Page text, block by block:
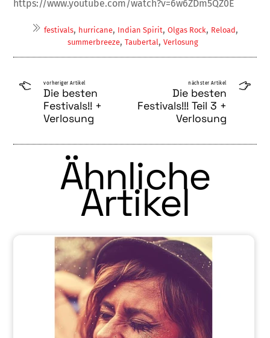
https://www.youtube.com/watch?v=6w6ZDm5QZ0E
festivals, hurricane, Indian Spirit, Olgas Rock, Reload,
summerbreeze,Taubertal,Verlosung
vorheriger Artikel
Die besten
Festivals!! +
Verlosung
nächster Artikel
Die besten
Festivals!!! Teil 3 +
Verlosung
Ähnliche
Artikel